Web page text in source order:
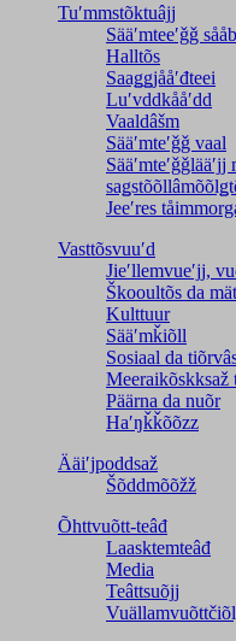
Tuʹmmstõktuâjj
Sääʹmteeʹǧǧ
Halltõs
Saaǥǥjååʹđteei
Luʹvddkååʹdd
Vaaldâšm
Sääʹmteʹǧǧ vaal
Jeeʹres
Vasttõsvuuʹd
Jieʹllemvueʹjj,
Škooultõs da
Kulttuur
Sääʹmǩiõll
Sosiaal da
Meeraikõskksaž
Päärna da nuõr
Haʹŋǩǩõõzz
Ääiʹjpoddsaž
Šõddmõõžž
Õhttvuõtt-teâđ
Laasktemteâđ
Media
Teâttsuõjj